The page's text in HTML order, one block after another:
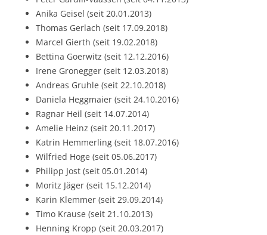
Anika Geisel (seit 20.01.2013)
Thomas Gerlach (seit 17.09.2018)
Marcel Gierth (seit 19.02.2018)
Bettina Goerwitz (seit 12.12.2016)
Irene Gronegger (seit 12.03.2018)
Andreas Gruhle (seit 22.10.2018)
Daniela Heggmaier (seit 24.10.2016)
Ragnar Heil (seit 14.07.2014)
Amelie Heinz (seit 20.11.2017)
Katrin Hemmerling (seit 18.07.2016)
Wilfried Hoge (seit 05.06.2017)
Philipp Jost (seit 05.01.2014)
Moritz Jäger (seit 15.12.2014)
Karin Klemmer (seit 29.09.2014)
Timo Krause (seit 21.10.2013)
Henning Kropp (seit 20.03.2017)